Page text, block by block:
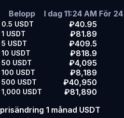
Belopp
I dag 11:24 AM För
0.5 USDT ₽40.95
1 USDT ₽81.89
5 USDT ₽409.5
10 USDT ₽818.9
50 USDT ₽4,095
100 USDT ₽8,189
500 USDT ₽40,950
1,000 USDT ₽81,890
prisändring 1 månad USDT